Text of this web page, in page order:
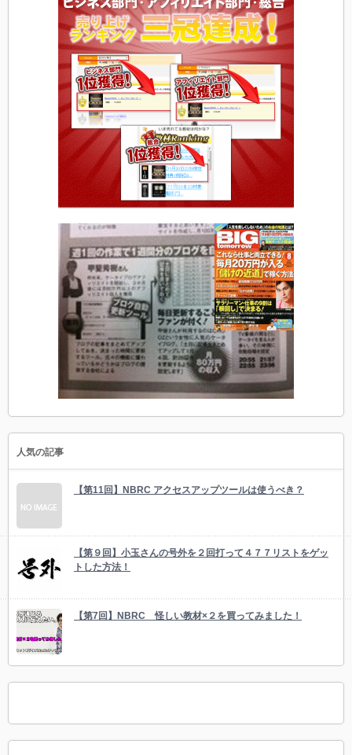
人気の記事
【第11回】NBRC アクセスアップツールは使うべき？
【第９回】小玉さんの号外を２回打って４７７リストをゲッ
トした方法！
【第7回】NBRC 怪しい教材×２を買ってみました！